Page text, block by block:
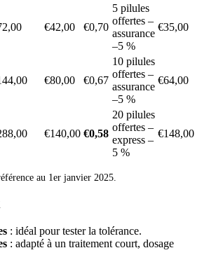
€42,00 €0,70
5 pilules
offertes –
assurance
–5 %
€35,00
€80,00 €0,67
10 pilules
offertes –
assurance
–5 %
€64,00
€140,00 €0,58
20 pilules
offertes –
express –
5 %
€148,00
au 1er janvier 2025.
: idéal pour tester la tolérance.
: adapté à un traitement court, dosage